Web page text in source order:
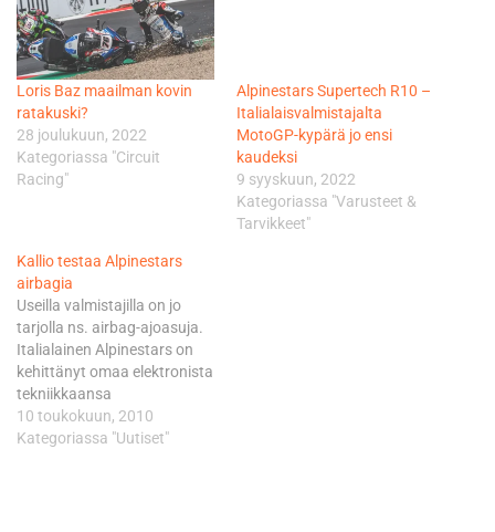
Loris Baz maailman kovin
ratakuski?
28 joulukuun, 2022
Kategoriassa "Circuit
Racing"
Alpinestars Supertech R10 –
Italialaisvalmistajalta
MotoGP-kypärä jo ensi
kaudeksi
9 syyskuun, 2022
Kategoriassa "Varusteet &
Tarvikkeet"
Kallio testaa Alpinestars
airbagia
Useilla valmistajilla on jo
tarjolla ns. airbag-ajoasuja.
Italialainen Alpinestars on
kehittänyt omaa elektronista
tekniikkaansa
vuosituhannen alusta alkaen
ja nyt tätä A-stars Electronic
10 toukokuun, 2010
Kategoriassa "Uutiset"